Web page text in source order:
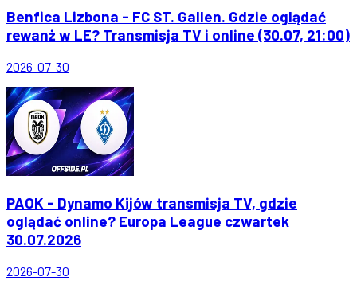
Benfica Lizbona - FC ST. Gallen. Gdzie oglądać
rewanż w LE? Transmisja TV i online (30.07, 21:00)
2026-07-30
PAOK - Dynamo Kijów transmisja TV, gdzie
oglądać online? Europa League czwartek
30.07.2026
2026-07-30